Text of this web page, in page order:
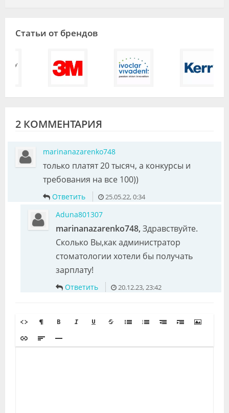
Статьи от брендов
2 КОММЕНТАРИЯ
marinanazarenko748
только платят 20 тысяч, а конкурсы и
требования на все 100))
Ответить 25.05.22, 0:34
Aduna801307
marinanazarenko748, Здравствуйте.
Сколько Вы,как администратор
стоматологии хотели бы получать
зарплату!
Ответить 20.12.23, 23:42